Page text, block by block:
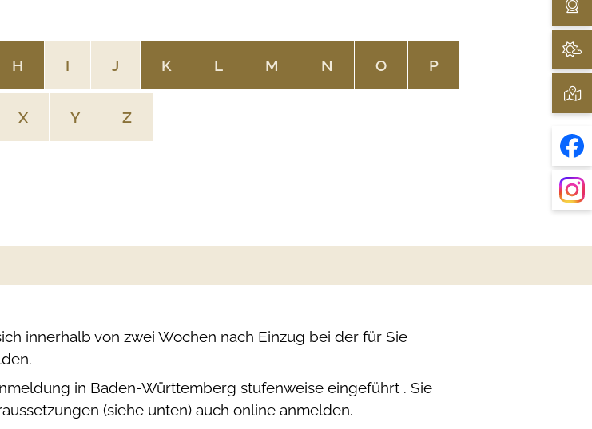
H I J K L M N O P
X Y Z
innerhalb von zwei Wochen nach Einzug bei der für Sie
in Baden-Württemberg stufenweise eingeführt . Sie
(siehe unten) auch online anmelden.